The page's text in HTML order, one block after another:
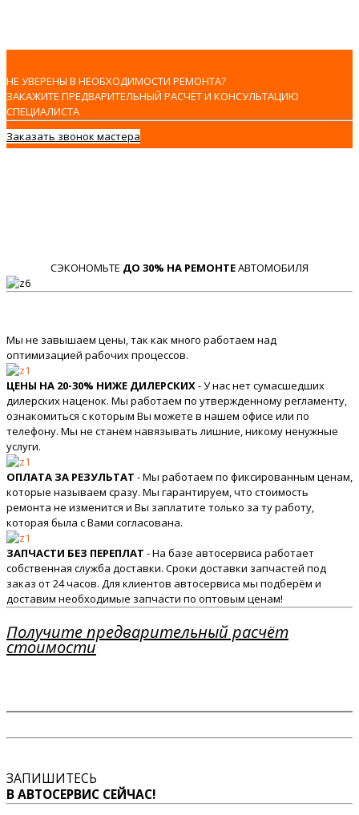
НЕ УВЕРЕНЫ В НЕОБХОДИМОСТИ РЕМОНТА?
ЗАКАЖИТЕ ПРЕДВАРИТЕЛЬНЫЙ РАСЧЁТ И КОНСУЛЬТАЦИЮ
СПЕЦИАЛИСТА
Заказать звонок мастера
СЭКОНОМЬТЕ ДО 30% НА РЕМОНТЕАВТОМОБИЛЯ
Мы не завышаем цены, так как много работаем над
оптимизацией рабочих процессов.
ЦЕНЫ НА 20-30% НИЖЕ ДИЛЕРСКИХ- У нас нет сумасшедших
дилерских наценок. Мы работаем по утвержденному регламенту,
ознакомиться с которым Вы можете в нашем офисе или по
телефону. Мы не станем навязывать лишние, никому ненужные
услуги.
ОПЛАТА ЗА РЕЗУЛЬТАТ - Мы работаем по фиксированным ценам,
которые называем сразу. Мы гарантируем, что стоимость
ремонта не изменится и Вы заплатите только за ту работу,
которая была с Вами согласована.
ЗАПЧАСТИ БЕЗ ПЕРЕПЛАТ - На базе автосервиса работает
собственная служба доставки. Сроки доставки запчастей под
заказ от 24 часов. Для клиентов автосервиса мы подберём и
доставим необходимые запчасти по оптовым ценам!
Получите предварительный расчёт
стоимости
ЗАПИШИТЕСЬ
В АВТОСЕРВИС СЕЙЧАС!